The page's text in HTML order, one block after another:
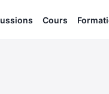
Cours